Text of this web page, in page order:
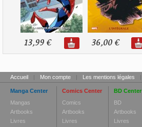
13,99 € 36,00 €
Accueil | Mon compte | Les mentions légales |
Manga Center
Mangas
Artbooks
Livres
Comics Center
Comics
Artbooks
Livres
BD Center
BD
Artbooks
Livres